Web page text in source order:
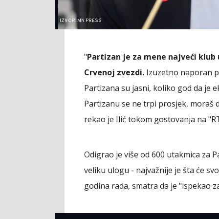
IZVOR: MN PRESS
"Partizan je za mene najveći
Crvenoj zvezdi. Izuzetno naporan
Partizana su jasni, koliko god da je
Partizanu se ne trpi prosjek, moraš
rekao je Ilić tokom gostovanja na
Odigrao je više od 600 utakmica za
veliku ulogu - najvažnije je šta će
godina rada, smatra da je "ispekao